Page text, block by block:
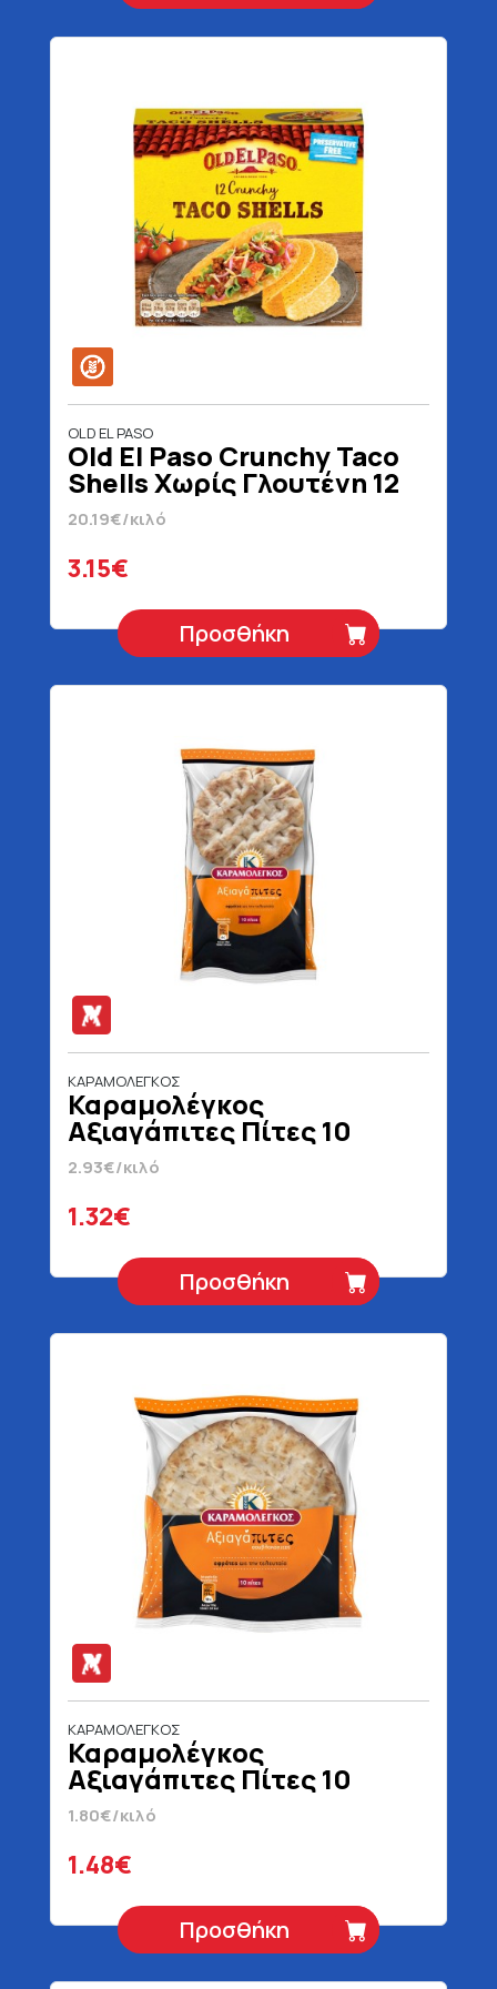
OLD EL PASO
Old El Paso Crunchy Taco
Shells Χωρίς Γλουτένη 12
Τεμάχια 156 gr
20.19€/κιλό
3.15€
Προσθήκη
ΚΑΡΑΜΟΛΕΓΚΟΣ
Καραμολέγκος
Αξιαγάπιτες Πίτες 10
Τεμάχια 450 gr
2.93€/κιλό
1.32€
Προσθήκη
ΚΑΡΑΜΟΛΕΓΚΟΣ
Καραμολέγκος
Αξιαγάπιτες Πίτες 10
Τεμάχια 820 gr
1.80€/κιλό
1.48€
Προσθήκη